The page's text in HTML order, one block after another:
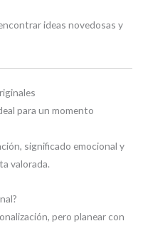
ideas novedosas y
para un momento
significado emocional y
valorada.
pero planear con